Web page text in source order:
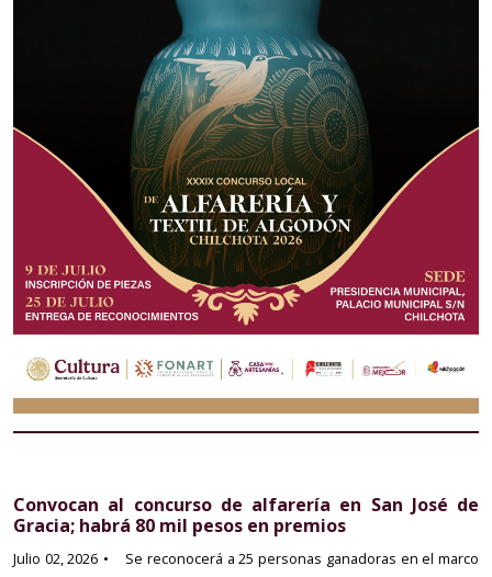
Convocan al concurso de alfarería en San José de
Gracia; habrá 80 mil pesos en premios
Julio 02, 2026 • Se reconocerá a 25 personas ganadoras en el marco